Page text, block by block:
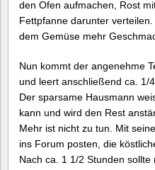
den Ofen aufmachen, Rost
Fettpfanne darunter
dem Gemüse mehr
Nun kommt der angenehme
und leert anschließend ca. 1/
Der sparsame Hausmann
kann und wird den Rest
Mehr ist nicht zu tun. Mit
ins Forum posten, die
Nach ca. 1 1/2 Stunden